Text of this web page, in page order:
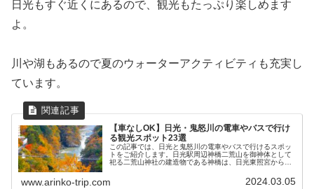
日光もすぐ近くにあるので、観光もたっぷり楽しめます
よ。
川や湖もあるので夏のウォーターアクティビティも充実し
ています。
【車なしOK】日光・鬼怒川の電車やバスで行け
る観光スポット23選
この記事では、日光と鬼怒川の電車やバスで行けるスポッ
トをご紹介します。日光駅周辺神橋二荒山を御神体として
祀る二荒山神社の建造物である神橋は、日光東照宮からも
www.arinko-trip.com 2024.03.05